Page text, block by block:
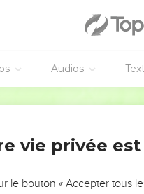
Audios
DE
LES VOTRES ?
vie privée
le bouton « Accepter tous